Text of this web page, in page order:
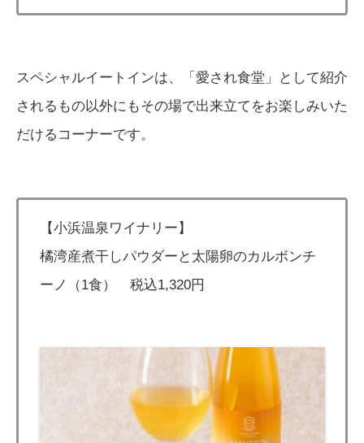
スペシャルイートインは、「愛され食堂」として紹介
されるもの以外にもその場で出来立てをお楽しみいた
だけるコーナーです。
【小浜温泉ワイナリー】
橘湾産煮干しパウダーと太陽卵のカルボンチ
ーノ（1食） 税込1,320円